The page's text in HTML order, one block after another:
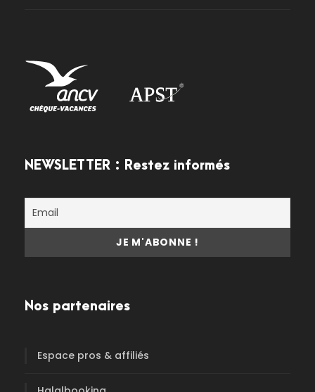
NEWSLETTER : Restez informés
Nos partenaires
Espace pros & affiliés